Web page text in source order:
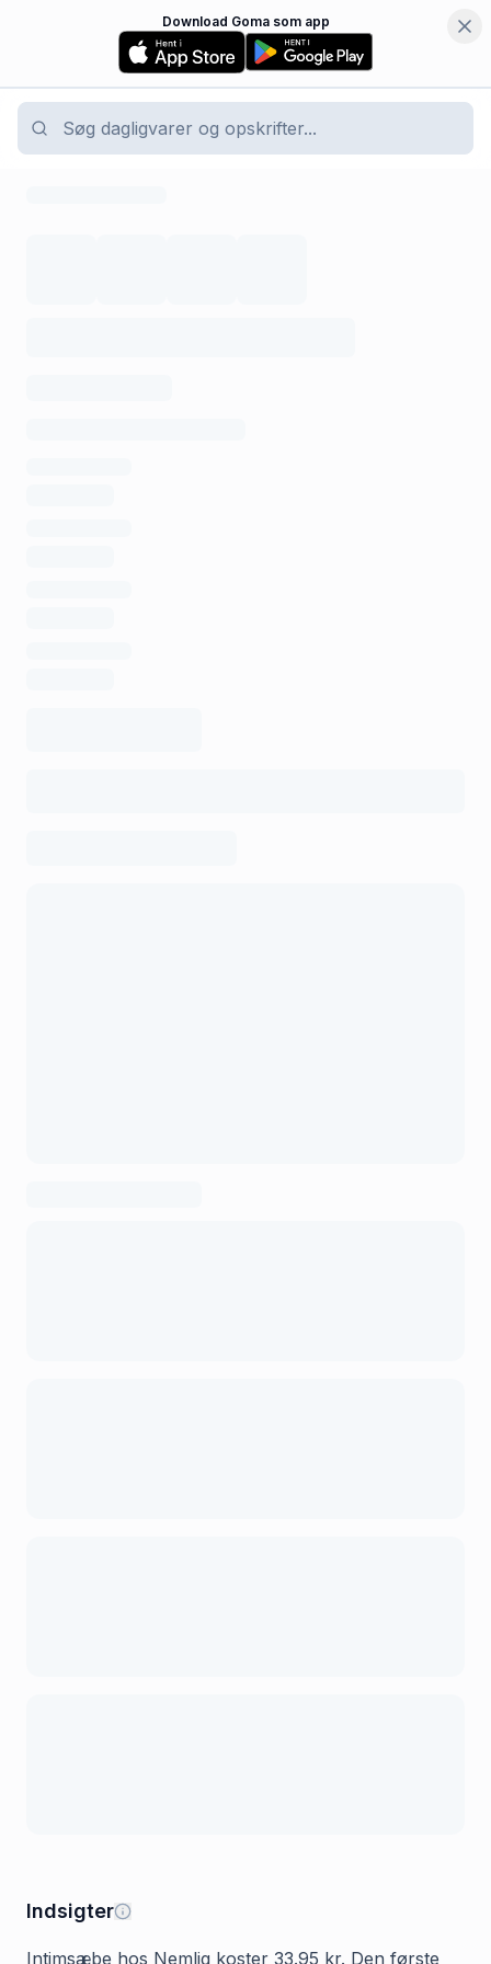
Download Goma som app
Indsigter
Intimsæbe hos Nemlig koster 33.95 kr. Den første